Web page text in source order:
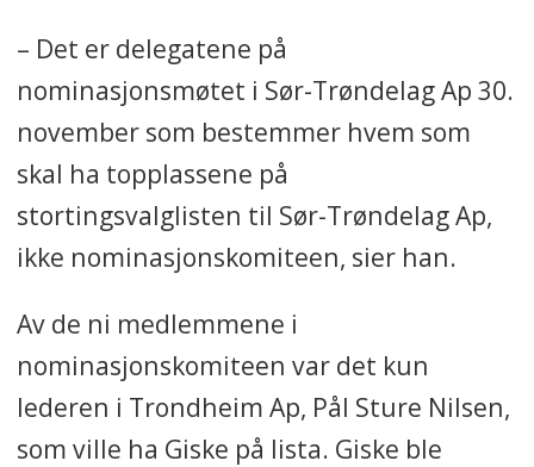
– Det er delegatene på
nominasjonsmøtet i Sør-Trøndelag Ap 30.
november som bestemmer hvem som
skal ha topplassene på
stortingsvalglisten til Sør-Trøndelag Ap,
ikke nominasjonskomiteen, sier han.
Av de ni medlemmene i
nominasjonskomiteen var det kun
lederen i Trondheim Ap, Pål Sture Nilsen,
som ville ha Giske på lista. Giske ble